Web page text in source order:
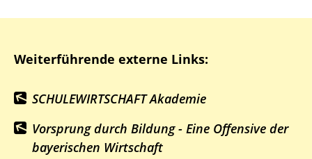
Weiterführende externe Links:
SCHULEWIRTSCHAFT Akademie
Vorsprung durch Bildung - Eine Offensive der
bayerischen Wirtschaft